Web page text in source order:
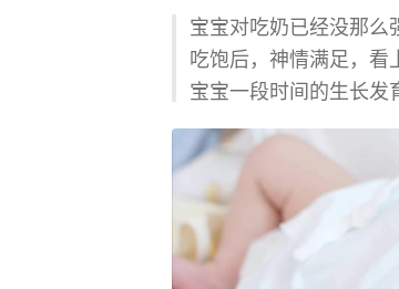
宝宝对吃奶已经没那么
吃饱后，神情满足，看
宝宝一段时间的生长发